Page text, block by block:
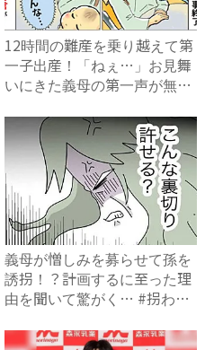
12時間の難産を乗り越えて第
一子出産！「ねぇ…」お見舞
いにきた義母の第一声が無
義母が憎しみを募らせて孫を
誘拐！？計画するに至った理
由を聞いて驚がく… #拐わ